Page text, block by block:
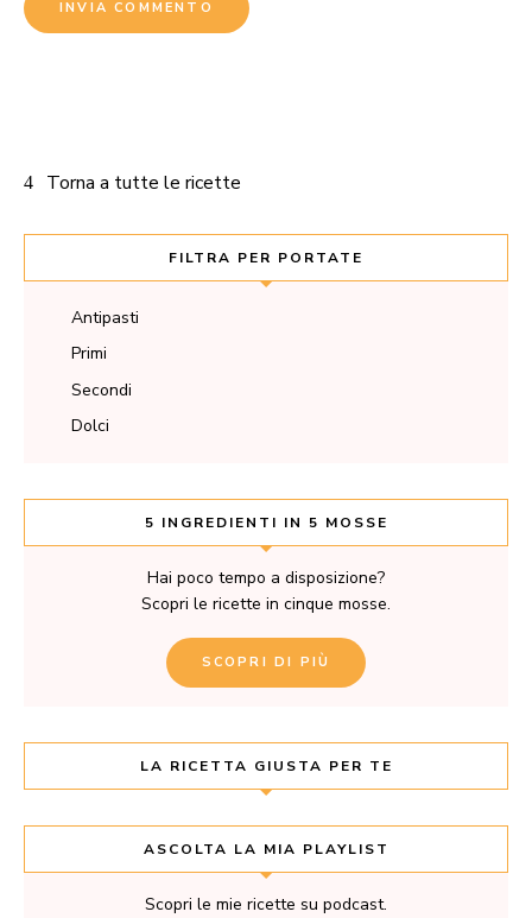
Torna a tutte le ricette
FILTRA PER PORTATE
Antipasti
Primi
Secondi
Dolci
5 INGREDIENTI IN 5 MOSSE
Hai poco tempo a disposizione?
Scopri le ricette in cinque mosse.
SCOPRI DI PIÙ
LA RICETTA GIUSTA PER TE
ASCOLTA LA MIA PLAYLIST
Scopri le mie ricette su podcast.